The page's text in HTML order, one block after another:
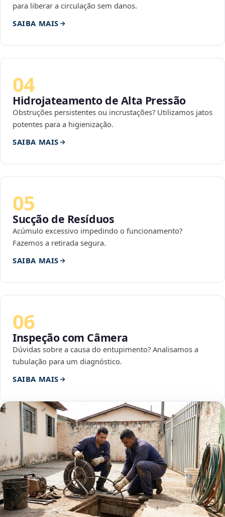
para liberar a circulação sem danos.
SAIBA MAIS
04
Hidrojateamento de Alta Pressão
Obstruções persistentes ou incrustações? Utilizamos jatos
potentes para a higienização.
SAIBA MAIS
05
Sucção de Resíduos
Acúmulo excessivo impedindo o funcionamento?
Fazemos a retirada segura.
SAIBA MAIS
06
Inspeção com Câmera
Dúvidas sobre a causa do entupimento? Analisamos a
tubulação para um diagnóstico.
SAIBA MAIS